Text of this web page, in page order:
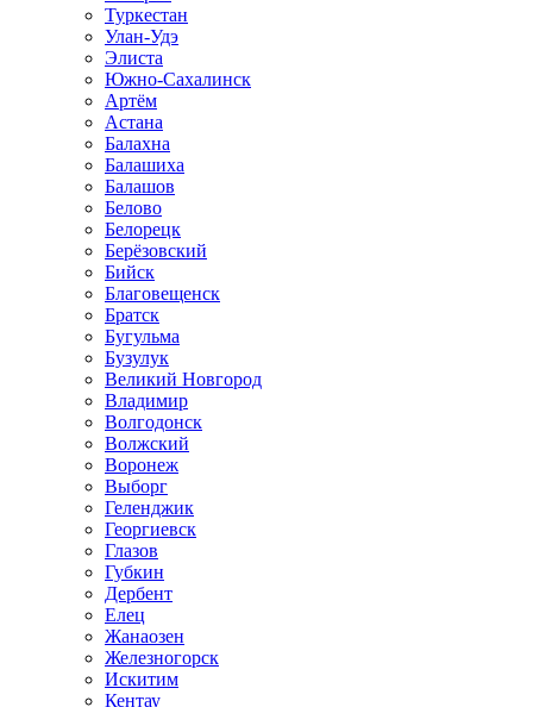
Туркестан
Улан-Удэ
Элиста
Южно-Сахалинск
Артём
Астана
Балахна
Балашиха
Балашов
Белово
Белорецк
Берёзовский
Бийск
Благовещенск
Братск
Бугульма
Бузулук
Великий Новгород
Владимир
Волгодонск
Волжский
Воронеж
Выборг
Геленджик
Георгиевск
Глазов
Губкин
Дербент
Елец
Жанаозен
Железногорск
Искитим
Кентау